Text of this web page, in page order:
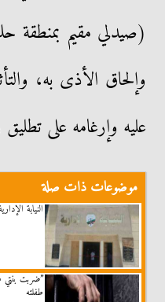
(صيدلي مقيم بمنطقة
وإلحاق الأذى به،
عليه وإرغامه على تطليق
موضوعات ذات صلة
النيابة
”ضربت بنتي
طفلته